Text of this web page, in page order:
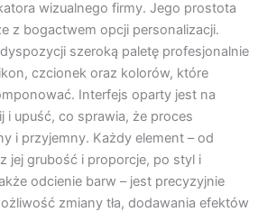
wizualnego firmy. Jego prostota
z bogactwem opcji personalizacji.
szeroką paletę profesjonalnie
czcionek oraz kolorów, które
Interfejs oparty jest na
i upuść, co sprawia, że proces
i przyjemny. Każdy element – od
jej grubość i proporcje, po styl i
odcienie barw – jest precyzyjnie
zmiany tła, dodawania efektów